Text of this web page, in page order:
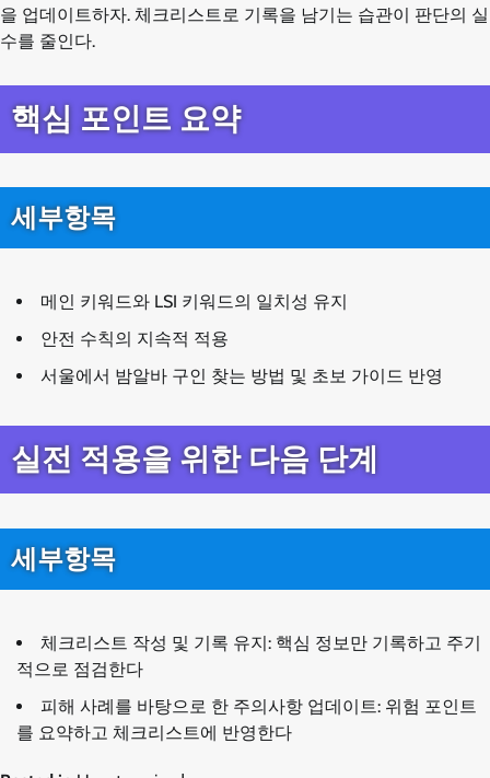
을 업데이트하자. 체크리스트로 기록을 남기는 습관이 판단의 실
수를 줄인다.
핵심 포인트 요약
세부항목
메인 키워드와 LSI 키워드의 일치성 유지
안전 수칙의 지속적 적용
서울에서 밤알바 구인 찾는 방법 및 초보 가이드 반영
실전 적용을 위한 다음 단계
세부항목
체크리스트 작성 및 기록 유지: 핵심 정보만 기록하고 주기
적으로 점검한다
피해 사례를 바탕으로 한 주의사항 업데이트: 위험 포인트
를 요약하고 체크리스트에 반영한다